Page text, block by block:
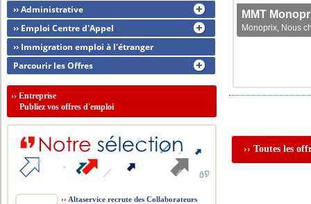
MMT
Monoprix, Nous
›› Toutes les
›› Administrative
›› Emploi Centre d'Appel
›› Immigration emploi à l'étranger
Parcourir les Offres
››Entreprise
Publiez vos offres d'emploi
›› Altaservice recrute des Collaborateurs